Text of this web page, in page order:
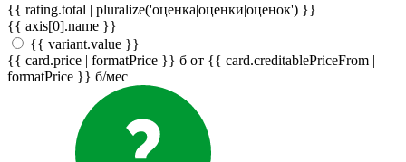
{{ rating.total | pluralize('оценка|оценки|оценок') }}
{{ axis[0].name }}
{{ variant.value }}
{{ card.price | formatPrice }} б от {{ card.creditablePriceFrom |
formatPrice }} б/мес